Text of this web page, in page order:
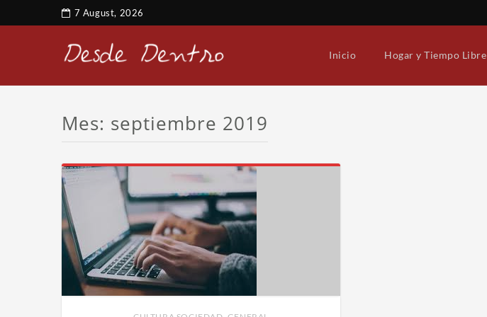
7 August, 2026
Inicio Hogar y Tiempo Libre
Mes: septiembre 2019